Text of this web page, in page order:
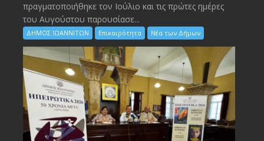
πραγματοποιήθηκε τον Ιούλιο και τις πρώτες ημέρες
του Αυγούστου παρουσίασε...
ΔΗΜΟΣ ΙΩΑΝΝΙΤΩΝ Επικαιρότητα Νέα των Δήμων